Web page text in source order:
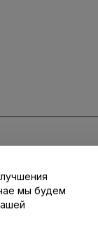
мы будем